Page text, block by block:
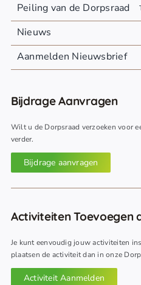
Peiling van de Dorpsraad
Nieuws
Aanmelden Nieuwsbrief
Bijdrage Aanvragen
Wilt u de Dorpsraad verzoeken voor
verder.
Bijdrage aanvragen
Activiteiten Toevoegen
Je kunt eenvoudig jouw activiteiten
plaatsen de activiteit dan in onze
Activiteit Aanmelden